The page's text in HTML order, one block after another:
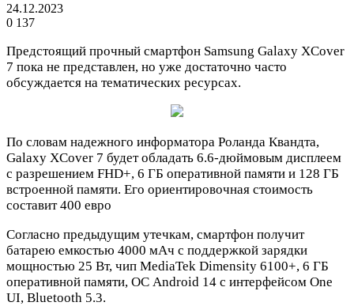
24.12.2023
0 137
Предстоящий прочный смартфон Samsung Galaxy XCover
7 пока не представлен, но уже достаточно часто
обсуждается на тематических ресурсах.
По словам надежного информатора Роланда Квандта,
Galaxy XCover 7 будет обладать 6.6-дюймовым дисплеем
с разрешением FHD+, 6 ГБ оперативной памяти и 128 ГБ
встроенной памяти. Его ориентировочная стоимость
составит 400 евро
Согласно предыдущим утечкам, смартфон получит
батарею емкостью 4000 мАч с поддержкой зарядки
мощностью 25 Вт, чип MediaTek Dimensity 6100+, 6 ГБ
оперативной памяти, ОС Android 14 с интерфейсом One
UI, Bluetooth 5.3.